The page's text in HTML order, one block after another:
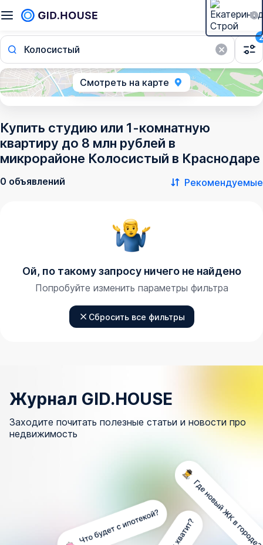
Колосистый
2
Смотреть на карте
Купить студию или 1-комнатную
квартиру до 8 млн рублей в
микрорайоне Колосистый в Краснодаре
0 объявлений Рекомендуемые
Ой, по такому запросу ничего не найдено
Попробуйте изменить параметры фильтра
Сбросить все фильтры
Журнал GID.HOUSE
Заходите почитать полезные статьи и новости про
недвижимость